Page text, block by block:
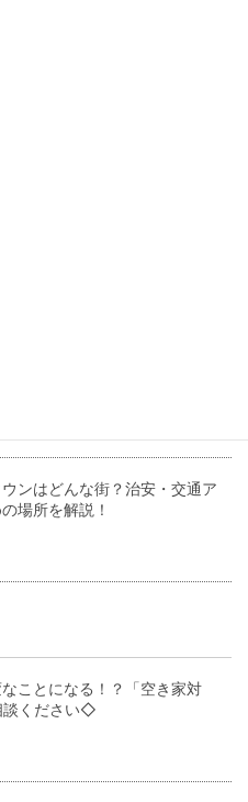
ンはどんな街？治安・交通ア
場所を解説！
ことになる！？「空き家対
ください◇